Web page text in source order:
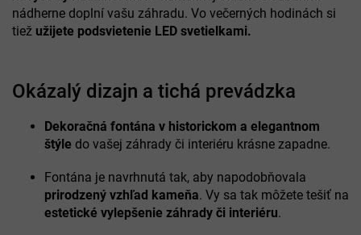
nádherne doplní vašu záhradu. Vo večerných hodinách si
tiež užijete podsvietenie LED svetielkami.
Okázalý dizajn a tichá prevádzka
Dekoračná fontána v historickom a elegantnom
štýle do vašej záhrady či interiéru krásne zapadne.
Fontána je navrhnutá tak, aby napodobňovala
prirodzený vzhľad kameňa. Vy sa tak môžete tešiť na
estetické vylepšenie záhrady či interiéru.